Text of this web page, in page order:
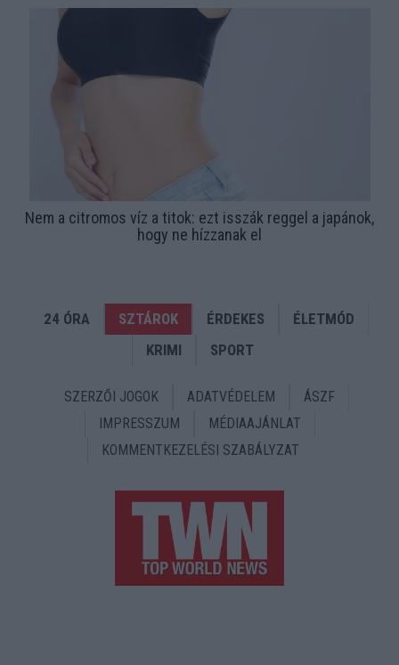
Nem a citromos víz a titok: ezt isszák reggel a japánok,
hogy ne hízzanak el
24 ÓRA SZTÁROK ÉRDEKES
ÉLETMÓD
KRIMI
SPORT
SZERZŐI JOGOK ADATVÉDELEM
ÁSZF
IMPRESSZUM
MÉDIAAJÁNLAT
KOMMENTKEZELÉSI SZABÁLYZAT